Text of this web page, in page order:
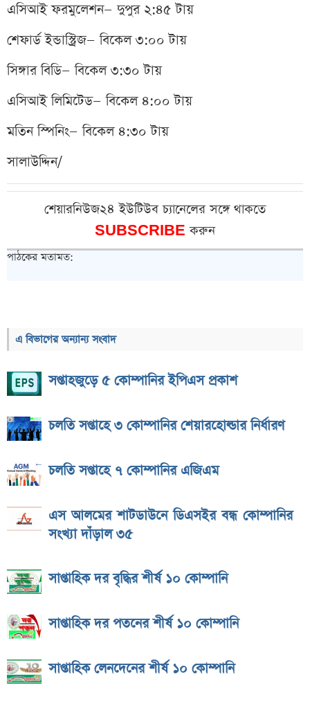
এসিআই ফরমুলেশন— দুপুর ২:৪৫ টায়
শেফার্ড ইন্ডাস্ট্রিজ— বিকেল ৩:০০ টায়
সিঙ্গার বিডি— বিকেল ৩:৩০ টায়
এসিআই লিমিটেড— বিকেল ৪:০০ টায়
মতিন স্পিনিং— বিকেল ৪:৩০ টায়
সালাউদ্দিন/
শেয়ারনিউজ২৪ ইউটিউব চ্যানেলের সঙ্গে থাকতে
SUBSCRIBEকরুন
পাঠকের মতামত:
এ বিভাগের অন্যান্য সংবাদ
সপ্তাহজুড়ে ৫ কোম্পানির ইপিএস প্রকাশ
চলতি সপ্তাহে ৩ কোম্পানির শেয়ারহোল্ডার নির্ধারণ
চলতি সপ্তাহে ৭ কোম্পানির এজিএম
এস আলমের শাটডাউনে ডিএসইর বন্ধ কোম্পানির
সংখ্যা দাঁড়াল ৩৫
সাপ্তাহিক দর বৃদ্ধির শীর্ষ ১০ কোম্পানি
সাপ্তাহিক দর পতনের শীর্ষ ১০ কোম্পানি
সাপ্তাহিক লেনদেনের শীর্ষ ১০ কোম্পানি